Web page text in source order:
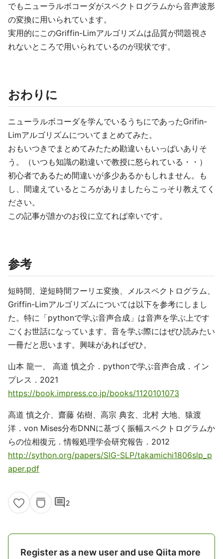
でもニューラルボコーダがスペクトログラムから音声波形
の変換に用いられています。
実用的にこのGriffin-Limアルゴリズムは品質が問題視さ
れないところで用いられているのが現状です。
おわりに
ニューラルボコーダを学んでいるうちにであったGrifin-
Limアルゴリズムについてまとめてみた。
おもいつきでまとめてみたため勘違いもいっぱいありそ
う。（いつも知識の勘違いで教授に怒られている・・）
初心者であるため間違いが多少あるかもしれません。も
し、間違えているところがありましたらこっそり教えてく
ださい。
この記事が誰かのお役に立てれば幸いです。
参考
短時間、逆短時間フーリエ変換、メルスペクトログラム、
Griffin-Limアルゴリズムについては以下を参考にしまし
た。特に「pythonで学ぶ音声合成」は音声を学ぶ上です
ごくお世話になっています。音を学ぶ際にはぜひ読みたい
一冊だと思います。興味があればぜひ。
山本 龍一、 高道 慎之介．pythonで学ぶ音声合成．イン
プレス．2021
https://book.impress.co.jp/books/1120101073
高道 慎之介、齋藤 佑樹、高宗 典玄、北村 大地、猿渡
洋．von Mises分布DNNに基づく振幅スペクトログラムか
らの位相復元．情報処理学会研究報告．2012
http://sython.org/papers/SIG-SLP/takamichi1806slp_p
aper.pdf
comment2
Register as a new user and use Qiita more